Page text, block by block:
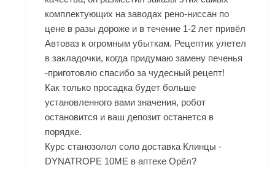
комплектующих на заводах рено-ниссан по
цене в разы дороже и в течение 1-2 лет привёл
Автоваз к огромным убыткам. Рецептик улетел
в закладочки, когда придумаю замену печенья
-приготовлю спасибо за чудесный рецепт!
Как только просадка будет больше
установленного вами значения, робот
остановится и ваш депозит останется в
порядке.
Курс станозолол соло доставка Клинцы -
DYNATROPE 10ME в аптеке Орёл?